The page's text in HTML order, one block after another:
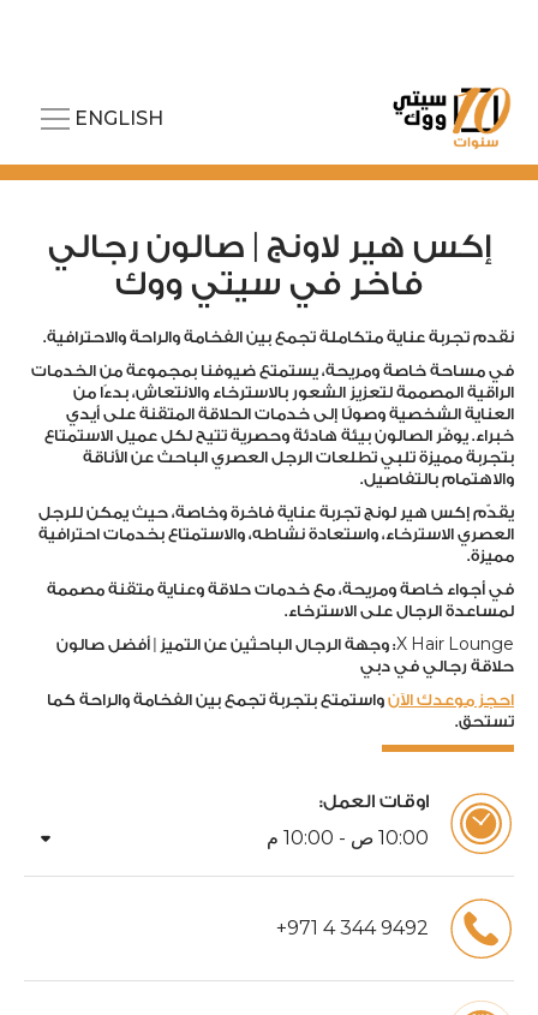
ENGLISH
اوقات العمل:
10:00 ص - 10:00 م arrow_drop_down
+971 4 344 9492
إكس هير لاونج | صالون رجالي
فاخر في سيتي ووك
نقدم تجربة عناية متكاملة تجمع بين الفخامة والراحة والاحترافية.
في مساحة خاصة ومريحة، يستمتع ضيوفنا بمجموعة من الخدمات
الراقية المصممة لتعزيز الشعور بالاسترخاء والانتعاش، بدءًا من
العناية الشخصية وصولًا إلى خدمات الحلاقة المتقنة على أيدي
خبراء. يوفّر الصالون بيئة هادئة وحصرية تتيح لكل عميل الاستمتاع
بتجربة مميزة تلبي تطلعات الرجل العصري الباحث عن الأناقة
والاهتمام بالتفاصيل.
يقدّم إكس هير لونج تجربة عناية فاخرة وخاصة، حيث يمكن للرجل
العصري الاسترخاء، واستعادة نشاطه، والاستمتاع بخدمات احترافية
مميزة.
في أجواء خاصة ومريحة، مع خدمات حلاقة وعناية متقنة مصممة
لمساعدة الرجال على الاسترخاء.
X Hair Lounge: وجهة الرجال الباحثين عن التميز | أفضل صالون
حلاقة رجالي في دبي
احجز موعدك الآن واستمتع بتجربة تجمع بين الفخامة والراحة كما
تستحق.